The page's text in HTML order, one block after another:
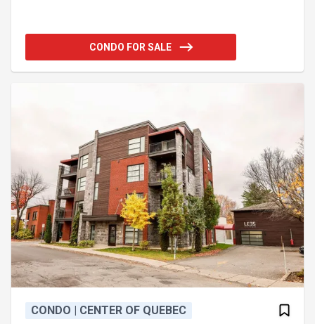
fonctionnel avec bain podium et douche en coin,
plancher de bois francs. Situé au coeur du centre-
CONDO FOR SALE
CONDO | CENTER OF QUEBEC